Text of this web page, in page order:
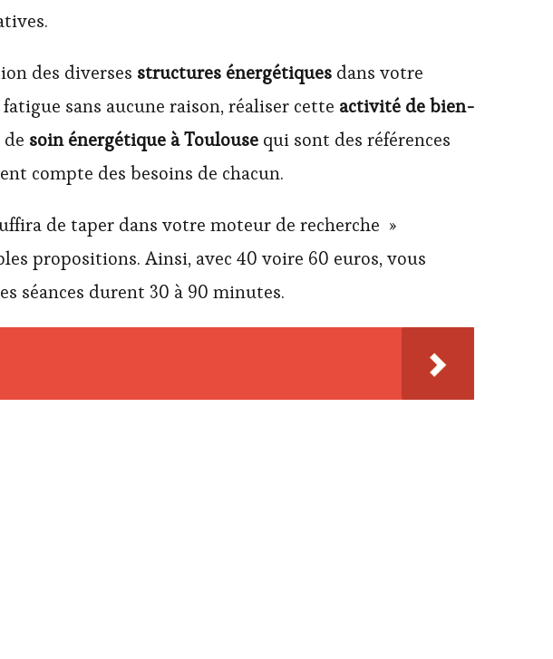
des diverses structures énergétiques dans votre
sans aucune raison, réaliser cette activité de bien-
soin énergétique à Toulouse qui sont des références
compte des besoins de chacun.
de taper dans votre moteur de recherche »
propositions. Ainsi, avec 40 voire 60 euros, vous
séances durent 30 à 90 minutes.